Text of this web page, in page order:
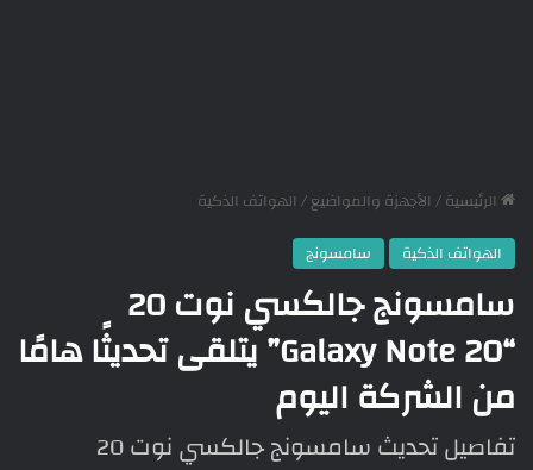
الرئيسية/ الأجهزة والمواضيع/ الهواتف الذكية
الهواتف الذكية
سامسونج
سامسونج جالكسي نوت 20
“Galaxy Note 20” يتلقى تحديثًا هامًا
من الشركة اليوم
تفاصيل تحديث سامسونج جالكسي نوت 20